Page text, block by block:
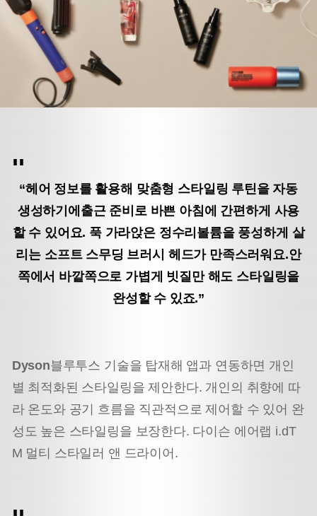
“헤어 정보를 활용해 맞춤형 스타일링 루틴을 자동
생성하기에 출근 준비로 바쁜 아침에 간편하게 사용
할 수 있어요. 푹 가라앉은 정수리 볼륨을 풍성하게 살
리는 소프트 스무딩 브러시 헤드가 만족스러워요.안
쪽에서 바깥쪽으로 가볍게 빗질만 해도 스타일링을
완성할 수 있죠.”
Dyson블루투스 기술을 탑재해 앱과 연동하면 개인
별 최적화된 스타일링을 제안한다. 개인의 취향에 따
라 온도와 공기 흐름을 직관적으로 제어할 수 있어 완
성도 높은 스타일링을 보장한다. 다이슨 에어랩 i.dT
M 멀티 스타일러 앤 드라이어.